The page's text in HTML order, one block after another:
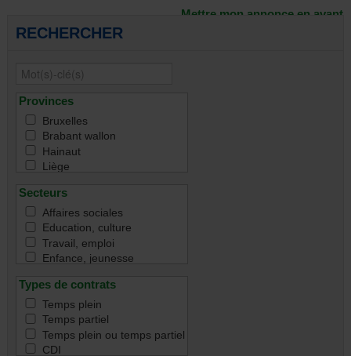
Mettre mon annonce en avant
RECHERCHER
Provinces
Bruxelles
Brabant wallon
Hainaut
Liège
Luxembourg
Toutes
Secteurs
Affaires sociales
Education, culture
Travail, emploi
Enfance, jeunesse
Handicap
Immigration & intégration
Justice & droit
Santé
Santé mentale
Types de contrats
Temps plein
Temps partiel
Temps plein ou temps partiel
CDI